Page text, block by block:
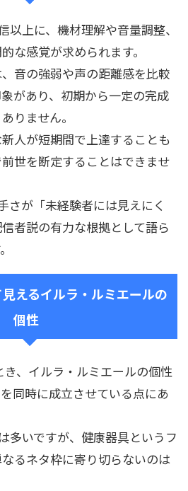
以上に、機材理解や音量調整、
な感覚が求められます。
音の強弱や声の距離感を比較
があり、初期から一定の完成
りません。
人が短期間で上達することも
世を断定することはできませ
さが「未経験者には見えにく
者説の有力な根拠として語ら
えるイルラ・ルミエールの
個性
、イルラ・ルミエールの個性
同時に成立させている点にあ
多いですが、健康器具というフ
るネタ枠に寄り切らないのは